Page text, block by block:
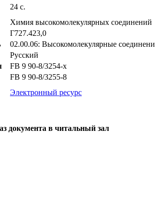
24 с.
Химия высокомолекулярных соединений
Г727.423,0
02.00.06: Высокомолекулярные
Русский
FB 9 90-8/3254-x
FB 9 90-8/3255-8
Электронный ресурс
документа в читальный зал